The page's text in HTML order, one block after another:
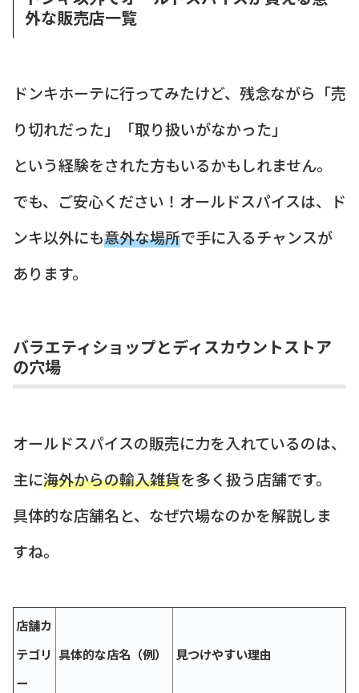
外な販売店一覧
ドンキホーテに行ってみたけど、残念ながら「売
り切れだった」「取り扱いがなかった」
という経験をされた方もいるかもしれません。
でも、ご安心ください！オールドスパイスは、ド
ンキ以外にも意外な場所で手に入るチャンスが
あります。
バラエティショップとディスカウントストア
の穴場
オールドスパイスの販売に力を入れているのは、
主に海外からの輸入雑貨を多く扱う店舗です。
具体的な店舗名と、なぜ穴場なのかを解説しま
すね。
店舗カ
テゴリ
ー
具体的な店名（例） 見つけやすい理由